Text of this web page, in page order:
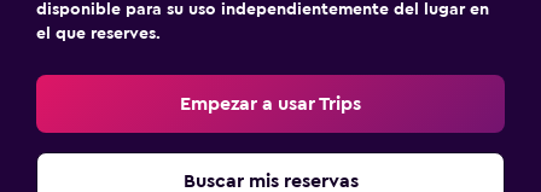
disponible para su uso independientemente del lugar en
el que reserves.
Empezar a usar Trips
Buscar mis reservas